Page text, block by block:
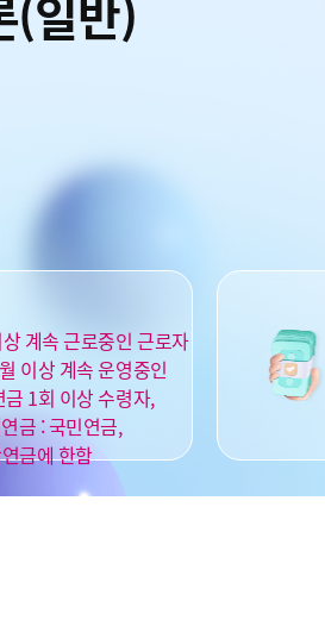
(일반)
계속 근로중인 근로자
이상 계속 운영중인
금 1회 이상 수령자,
금 : 국민연금,
금에 한함